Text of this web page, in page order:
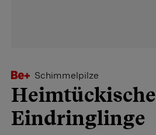
Schimmelpilze
Heimtückische
Eindringlinge